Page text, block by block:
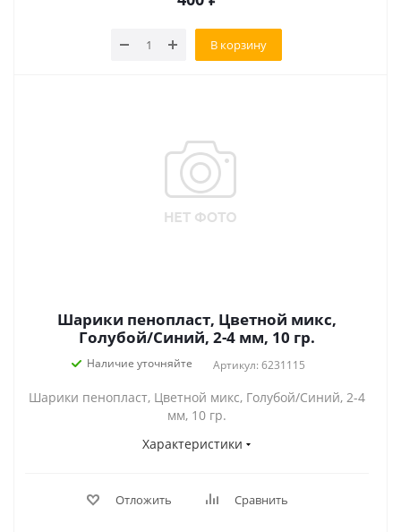
В корзину
Шарики пенопласт, Цветной микс,
Голубой/Синий, 2-4 мм, 10 гр.
Наличие уточняйте Артикул: 6231115
Шарики пенопласт, Цветной микс, Голубой/Синий, 2-4
мм, 10 гр.
Характеристики
Отложить Сравнить